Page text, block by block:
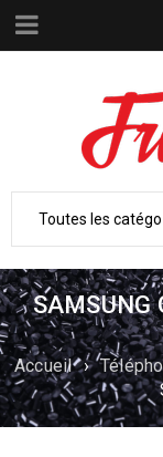
SAMSUNG
Accueil ›